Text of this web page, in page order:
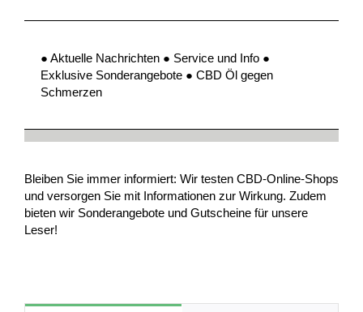
● Aktuelle Nachrichten ● Service und Info ●
Exklusive Sonderangebote ● CBD Öl gegen
Schmerzen
Bleiben Sie immer informiert: Wir testen CBD-Online-Shops
und versorgen Sie mit Informationen zur Wirkung. Zudem
bieten wir Sonderangebote und Gutscheine für unsere
Leser!